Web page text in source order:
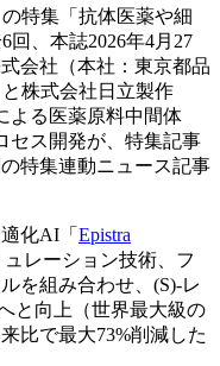
の特集 「抗体医薬や細
回、 本誌2026年4月27
会社 （本社：東京都品
株式会社日立製作
よる 医薬原料中間体
ス開発が、 特集記事
特集連動ニュース記事
化AI 「 Epistra
レーション技術、 フ
を組み合わせ、 (S)-レ
と 向上
（世界最大級の
比で最大73%削減した